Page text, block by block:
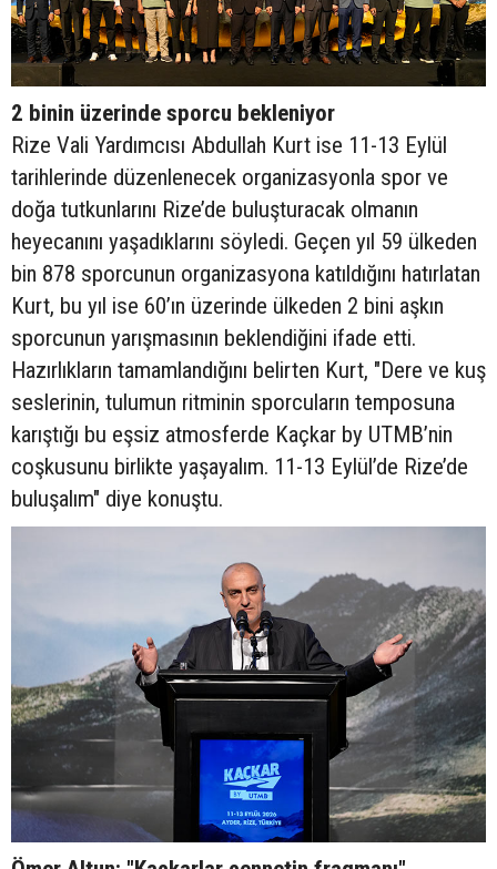
2 binin üzerinde sporcu bekleniyor
Rize Vali Yardımcısı Abdullah Kurt ise 11-13 Eylül
tarihlerinde düzenlenecek organizasyonla spor ve
doğa tutkunlarını Rize’de buluşturacak olmanın
heyecanını yaşadıklarını söyledi. Geçen yıl 59 ülkeden
bin 878 sporcunun organizasyona katıldığını hatırlatan
Kurt, bu yıl ise 60’ın üzerinde ülkeden 2 bini aşkın
sporcunun yarışmasının beklendiğini ifade etti.
Hazırlıkların tamamlandığını belirten Kurt, "Dere ve kuş
seslerinin, tulumun ritminin sporcuların temposuna
karıştığı bu eşsiz atmosferde Kaçkar by UTMB’nin
coşkusunu birlikte yaşayalım. 11-13 Eylül’de Rize’de
buluşalım" diye konuştu.